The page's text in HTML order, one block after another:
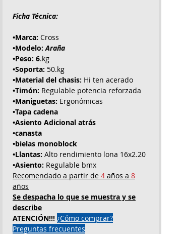
Ficha Técnica:
•Marca: Cross
•Modelo: Araña
•Peso: 6.kg
•Soporta: 50.kg
•Material del chasis: Hi ten acerado
•Timón: Regulable potencia reforzada
•Maniguetas: Ergonómicas
•Tapa cadena
•Asiento Adicional atrás
•canasta
•bielas monoblock
•Llantas: Alto rendimiento lona 16x2.20
•Asiento: Regulable bmx
Recomendado a partir de 4 años a 8
años
Se despacha lo que se muestra y se
describe
ATENCIÓN!!! ¿Cómo comprar?
Preguntas frecuentes